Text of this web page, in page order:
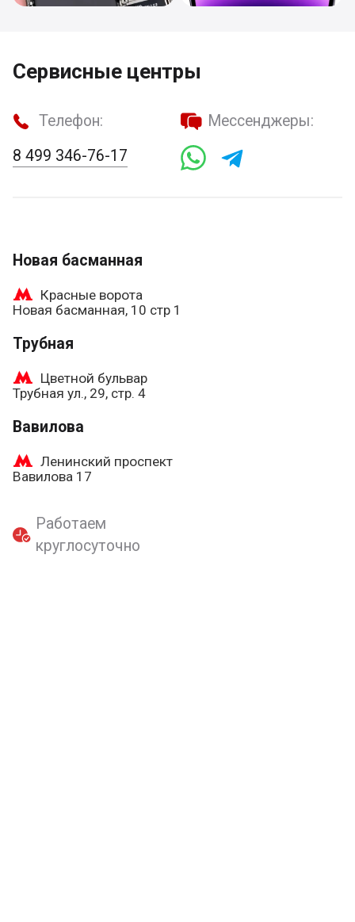
Сервисные центры
Телефон:
8 499 346-76-17
Мессенджеры:
Новая басманная
Красные ворота
Новая басманная, 10 стр 1
Трубная
Цветной бульвар
Трубная ул., 29, стр. 4
Вавилова
Ленинский проспект
Вавилова 17
Работаем
круглосуточно